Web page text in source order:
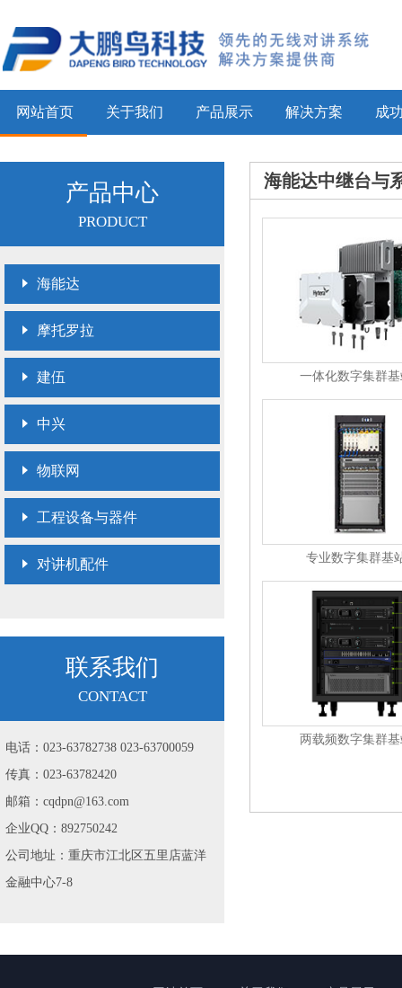
网站首页 关于我们 产品展示 解决方案 成
产品中心
PRODUCT
海能达
摩托罗拉
建伍
中兴
物联网
工程设备与器件
对讲机配件
联系我们
CONTACT
电话：023-63782738 023-63700059
传真：023-63782420
邮箱：cqdpn@163.com
企业QQ：892750242
公司地址：重庆市江北区五里店蓝洋
金融中心7-8
海能达中继台与
一体化数字集群
专业数字集群基
两载频数字集群